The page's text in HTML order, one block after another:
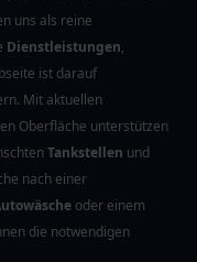
uns als reine
Dienstleistungen,
ist darauf
Mit aktuellen
Oberfläche unterstützen
Tankstellen und
nach einer
oder einem
die notwendigen